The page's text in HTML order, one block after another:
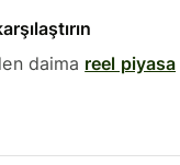
daima reel piyasa